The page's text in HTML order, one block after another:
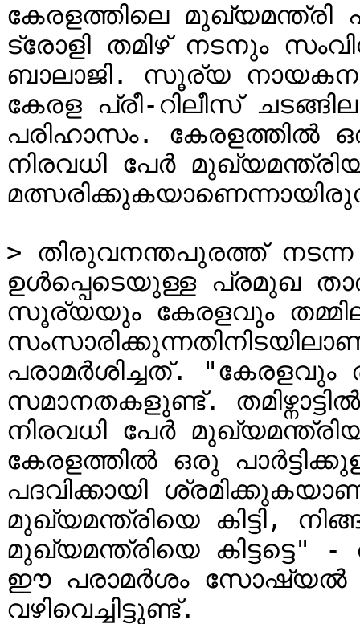
കേരളത്തിലെ മുഖ്യമന്ത്രി
ട്രോളി തമിഴ് നടനും
ബാലാജി. സൂര്യ
കേരള പ്രീ-റിലീസ്
പരിഹാസം. കേരളത്തിൽ
നിരവധി പേർ
> തിരുവനന്തപുരത്ത്
ഉൾപ്പെടെയുള്ള പ്രമുഖ
സൂര്യയും കേരളവും
പരാമർശിച്ചത്. "കേരളവും
സമാനതകളുണ്ട്.
നിരവധി പേർ
കേരളത്തിൽ ഒരു
പദവിക്കായി
മുഖ്യമന്ത്രിയെ കിട്ടി,
മുഖ്യമന്ത്രിയെ
ഈ പരാമർശം സോഷ്യൽ
വഴിവെച്ചിട്ടുണ്ട്.